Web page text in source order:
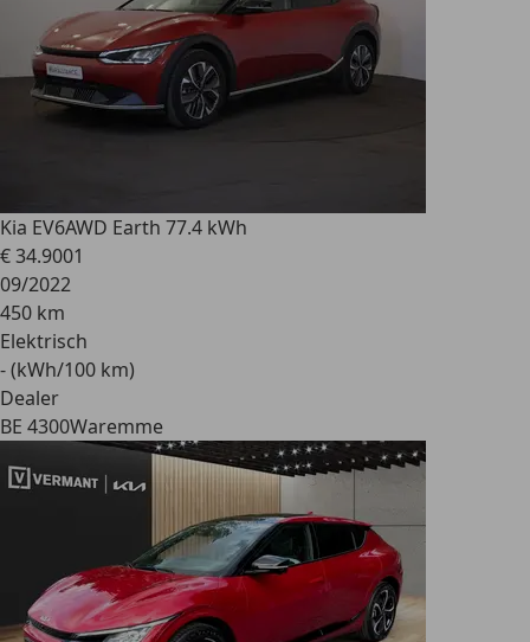
Kia EV6AWD Earth 77.4 kWh
€ 34.9001
09/2022
450 km
Elektrisch
- (kWh/100 km)
Dealer
BE 4300Waremme